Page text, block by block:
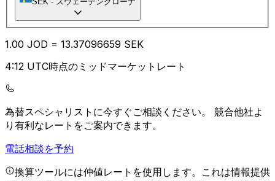
1.00 JOD = 13.37096659 SEK
4:12 UTC時点のミッドマーケットレート
為替スペシャリストに今すぐご相談ください。 競合他社よ
り有利なレートをご案内できます。
電話相談を予約
換算ツールには仲値レートを使用します。これは情報提供